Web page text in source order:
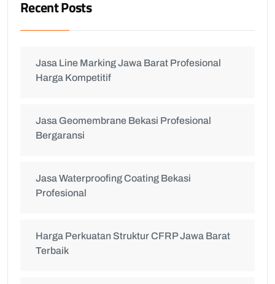
Recent Posts
Jasa Line Marking Jawa Barat Profesional
Harga Kompetitif
Jasa Geomembrane Bekasi Profesional
Bergaransi
Jasa Waterproofing Coating Bekasi
Profesional
Harga Perkuatan Struktur CFRP Jawa Barat
Terbaik